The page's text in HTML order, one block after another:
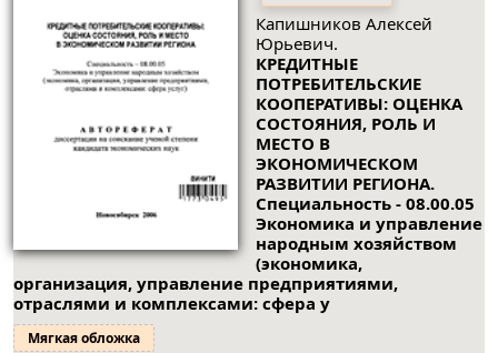
Капишников Алексей
Юрьевич.
КРЕДИТНЫЕ
ПОТРЕБИТЕЛЬСКИЕ
КООПЕРАТИВЫ: ОЦЕНКА
СОСТОЯНИЯ, РОЛЬ И
МЕСТО В
ЭКОНОМИЧЕСКОМ
РАЗВИТИИ РЕГИОНА.
Специальность - 08.00.05
Экономика и управление
народным хозяйством
(экономика,
организация, управление предприятиями,
отраслями и комплексами: сфера у
Мягкая обложка